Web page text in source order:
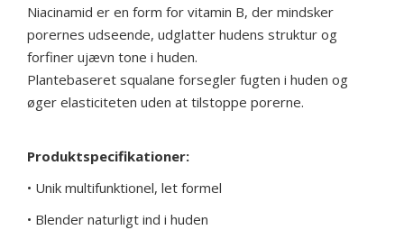
Niacinamid er en form for vitamin B, der mindsker
porernes udseende, udglatter hudens struktur og
forfiner ujævn tone i huden.
Plantebaseret squalane forsegler fugten i huden og
øger elasticiteten uden at tilstoppe porerne.
Produktspecifikationer:
• Unik multifunktionel, let formel
• Blender naturligt ind i huden